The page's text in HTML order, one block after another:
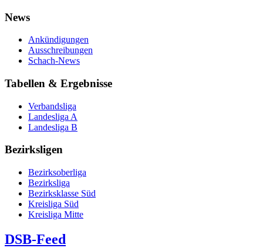
News
Ankündigungen
Ausschreibungen
Schach-News
Tabellen & Ergebnisse
Verbandsliga
Landesliga A
Landesliga B
Bezirksligen
Bezirksoberliga
Bezirksliga
Bezirksklasse Süd
Kreisliga Süd
Kreisliga Mitte
DSB-Feed